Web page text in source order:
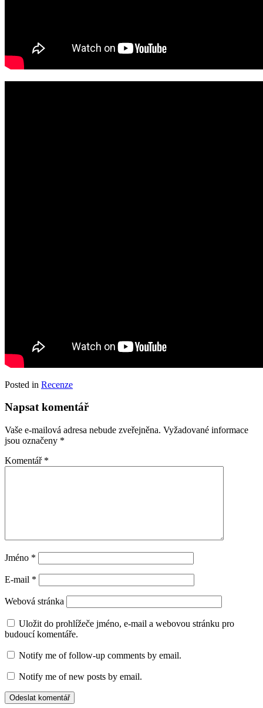
Posted in Recenze
Napsat komentář
Vaše e-mailová adresa nebude zveřejněna. Vyžadované informace
jsou označeny *
Komentář *
Jméno *
E-mail *
Webová stránka
Uložit do prohlížeče jméno, e-mail a webovou stránku pro
budoucí komentáře.
Notify me of follow-up comments by email.
Notify me of new posts by email.